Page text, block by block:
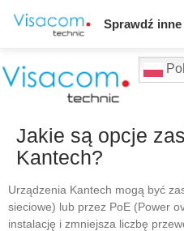
Jakie są opcje
Kantech?
Urządzenia Kantech mogą być
sieciowe) lub przez PoE (Power
instalację i zmniejsza liczbę
Sprawdź